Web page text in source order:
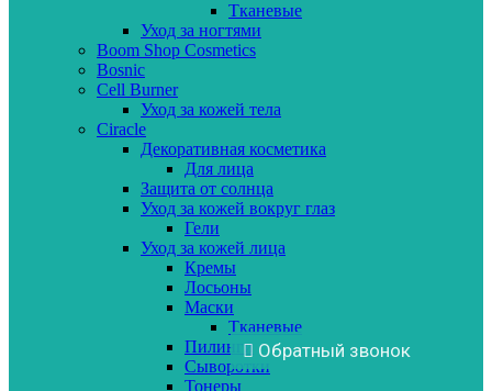
Тканевые
Уход за ногтями
Boom Shop Cosmetics
Bosnic
Cell Burner
Уход за кожей тела
Ciracle
Декоративная косметика
Для лица
Защита от солнца
Уход за кожей вокруг глаз
Гели
Уход за кожей лица
Кремы
Лосьоны
Маски
Тканевые
Пилинги
Сыворотки
Тонеры
Обратный звонок